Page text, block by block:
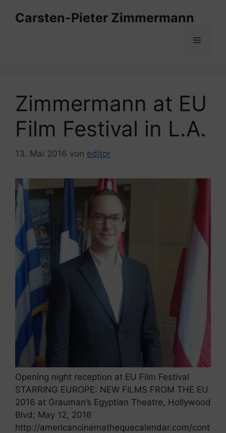
InhaltCarsten-Pieter Zimmermann
Menü
Zimmermann at EU
Film Festival in L.A.
13. Mai 2016 von editor
Opening night reception at EU Film Festival
STARRING EUROPE: NEW FILMS FROM THE EU
2016 at Grauman’s Egyptian Theatre, Hollywood
Blvd; May 12, 2016
http://americancinemathequecalendar.com/cont